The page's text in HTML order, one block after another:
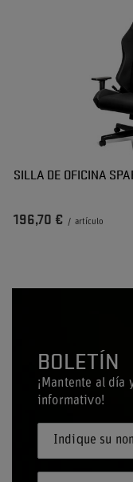
SILLA DE OFICINA
196,70 € / artículo
BOLETÍN
¡Mantente al día
informativo!
Indique su